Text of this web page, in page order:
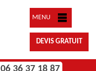
MENU
DEVIS GRATUIT
06 36 37 18 87